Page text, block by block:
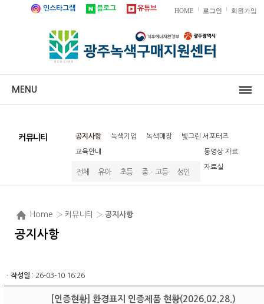
HOME 로그인 회원가입
인스타그램 블로그 유튜브
MENU
커뮤니티 공지사항 녹색기업 녹색매장 빛그린 서포터즈
교육안내
전체 유아 초등 중ㆍ고등 성인
동영상 자료
자료실
Home › 커뮤니티 › 공지사항
공지사항
ㆍ 작성일 : 26-03-10 16:26
[인증현황] 환경표지 인증제품 현황(2026.02.28.)